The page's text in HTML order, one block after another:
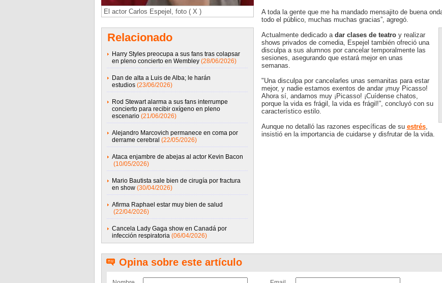
El actor Carlos Espejel, foto ( X )
Relacionado
Harry Styles preocupa a sus fans tras colapsar
en pleno concierto en Wembley (28/06/2026)
Dan de alta a Luis de Alba; le harán
estudios (23/06/2026)
Rod Stewart alarma a sus fans interrumpe
concierto para recibir oxígeno en pleno
escenario (21/06/2026)
Alejandro Marcovich permanece en coma por
derrame cerebral (22/05/2026)
Ataca enjambre de abejas al actor Kevin Bacon
(10/05/2026)
Mario Bautista sale bien de cirugía por fractura
en show (30/04/2026)
Afirma Raphael estar muy bien de salud
(22/04/2026)
Cancela Lady Gaga show en Canadá por
infección respiratoria (06/04/2026)
A toda la gente que me ha mandado mensajito de buena
todo el público, muchas muchas gracias”, agregó.
Actualmente dedicado adar clases de teatroy realizar
shows privados de comedia, Espejel también ofreció una
disculpa a sus alumnos por cancelar temporalmente las
sesiones, asegurando que estará mejor en unas
semanas.
"Una disculpa por cancelarles unas semanitas para estar
mejor, y nadie estamos exentos de andar ¡muy Picasso!
Ahora sí, andamos muy ¡Picasso! ¡Cuídense chatos,
porque la vida es frágil, la vida es frágil!”, concluyó con su
característico estilo.
Aunque no detalló las razones específicas de su estrés,
insistió en la importancia de cuidarse y disfrutar de la vida.
Opina sobre este artículo